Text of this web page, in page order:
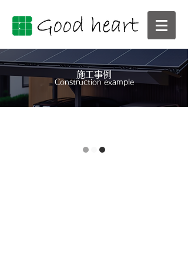
施工事例
Construction example